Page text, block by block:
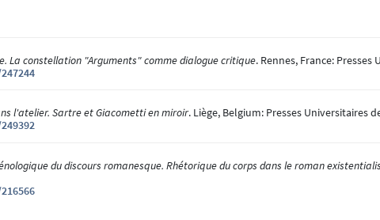
La constellation "Arguments" comme dialogue critique. Rennes, France: Presses
l'atelier. Sartre et Giacometti en miroir. Liège, Belgium: Presses Universitaires
du discours romanesque. Rhétorique du corps dans le roman